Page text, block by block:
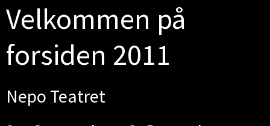
Velkommen på
forsiden 2011
Nepo Teatret